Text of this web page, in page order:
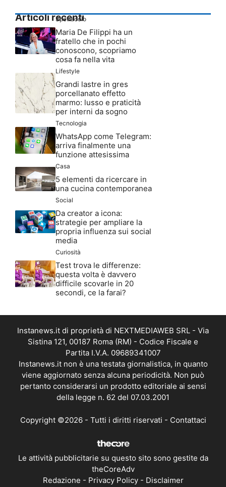
Articoli recenti
Spettacolo
Maria De Filippi ha un
fratello che in pochi
conoscono, scopriamo
cosa fa nella vita
Lifestyle
Grandi lastre in gres
porcellanato effetto
marmo: lusso e praticità
per interni da sogno
Tecnologia
WhatsApp come Telegram:
arriva finalmente una
funzione attesissima
Casa
5 elementi da ricercare in
una cucina contemporanea
Social
Da creator a icona:
strategie per ampliare la
propria influenza sui social
media
Curiosità
Test trova le differenze:
questa volta è davvero
difficile scovarle in 20
secondi, ce la farai?
Instanews.it di proprietà di NEXTMEDIAWEB SRL - Via
Sistina 121, 00187 Roma (RM) - Codice Fiscale e
Partita I.V.A. 09689341007
Instanews.it non è una testata giornalistica, in quanto
viene aggiornato senza alcuna periodicità. Non può
pertanto considerarsi un prodotto editoriale ai sensi
della legge n. 62 del 07.03.2001
Copyright ©2026 - Tutti i diritti riservati - Contattaci
Le attività pubblicitarie su questo sito sono gestite da
theCoreAdv
Redazione - Privacy Policy- Disclaimer